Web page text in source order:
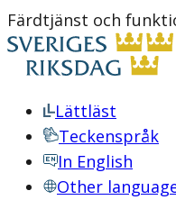
Färdtjänst och
Lättläst
Teckenspråk
In English
Other